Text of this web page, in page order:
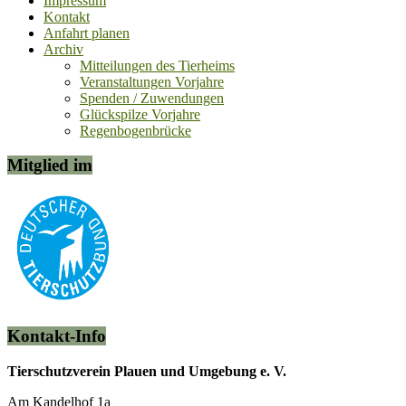
Kontakt
Anfahrt planen
Archiv
Mitteilungen des Tierheims
Veranstaltungen Vorjahre
Spenden / Zuwendungen
Glückspilze Vorjahre
Regenbogenbrücke
Mitglied im
Kontakt-Info
Tierschutzverein Plauen und Umgebung e. V.
Am Kandelhof 1a